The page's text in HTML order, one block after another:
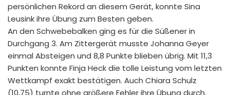
persönlichen Rekord an diesem Gerät, konnte Sina
Leusink ihre Übung zum Besten geben.
An den Schwebebalken ging es für die Süßener in
Durchgang 3. Am Zittergerät musste Johanna Geyer
einmal Absteigen und 8,8 Punkte blieben übrig. Mit 11,3
Punkten konnte Finja Heck die tolle Leistung vom letzten
Wettkampf exakt bestätigen. Auch Chiara Schulz
(10,75) turnte ohne größere Fehler ihre Übung durch.